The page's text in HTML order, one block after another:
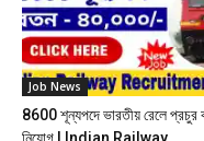
Job News
8600 শূন্যপদে ভারতীয় রেলে প্রচুর